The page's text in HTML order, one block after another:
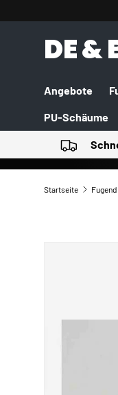
DIREKT ZUM
DE &
Angebote
PU-Schäume
Startseite